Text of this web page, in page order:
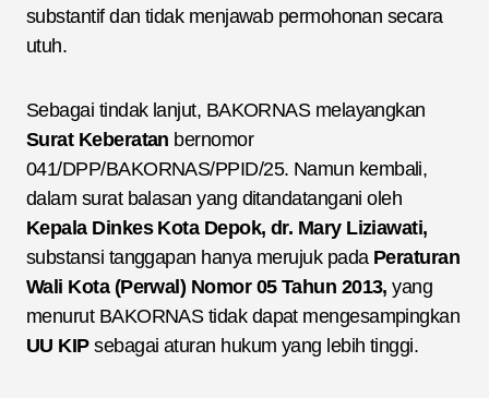
substantif dan tidak menjawab permohonan secara
utuh.
Sebagai tindak lanjut, BAKORNAS melayangkan
Surat Keberatan bernomor
041/DPP/BAKORNAS/PPID/25. Namun kembali,
dalam surat balasan yang ditandatangani oleh
Kepala Dinkes Kota Depok, dr. Mary Liziawati,
substansi tanggapan hanya merujuk pada Peraturan
Wali Kota (Perwal) Nomor 05 Tahun 2013, yang
menurut BAKORNAS tidak dapat mengesampingkan
UU KIPsebagai aturan hukum yang lebih tinggi.